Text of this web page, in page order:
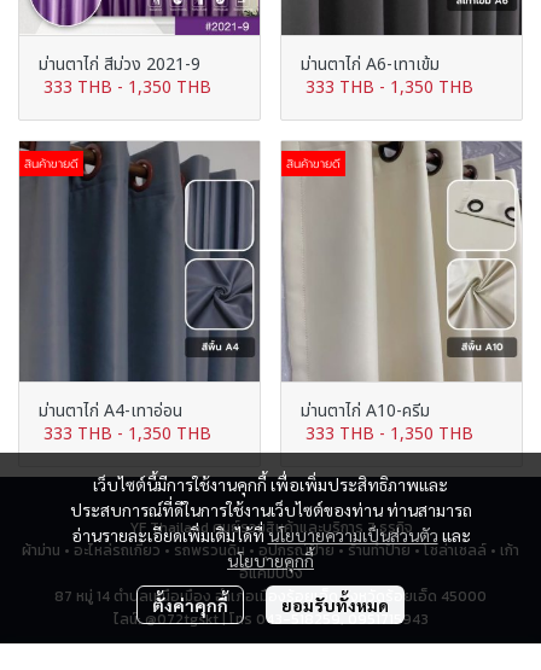
ม่านตาไก่ สีม่วง 2021-9
333 THB - 1,350 THB
ม่านตาไก่ A6-เทาเข้ม
333 THB - 1,350 THB
สินค้าขายดี
ม่านตาไก่ A4-เทาอ่อน
333 THB - 1,350 THB
สินค้าขายดี
ม่านตาไก่ A10-ครีม
333 THB - 1,350 THB
เว็บไซต์นี้มีการใช้งานคุกกี้ เพื่อเพิ่มประสิทธิภาพและ
ประสบการณ์ที่ดีในการใช้งานเว็บไซต์ของท่าน ท่านสามารถ
อ่านรายละเอียดเพิ่มเติมได้ที่นโยบายความเป็นส่วนตัว และ
นโยบายคุกกี้
ตั้งค่าคุกกี้ ยอมรับทั้งหมด
YF Thailand ศูนย์รวมสินค้าและบริการ 7 ธุรกิจ
ผ้าม่าน • อะไหล่รถเกี่ยว • รถพรวนดิน • อุปกรณ์ป้าย • ร้านทำป้าย • โซล่าเซลล์ • เก้า
อี้แคมป์ปิ้ง
87 หมู่ 14 ตำบลเหนือเมือง อำเภอเมืองร้อยเอ็ด จังหวัดร้อยเอ็ด 45000
ไลน์: @072tgskt | โทร 043-518259, 0951715943